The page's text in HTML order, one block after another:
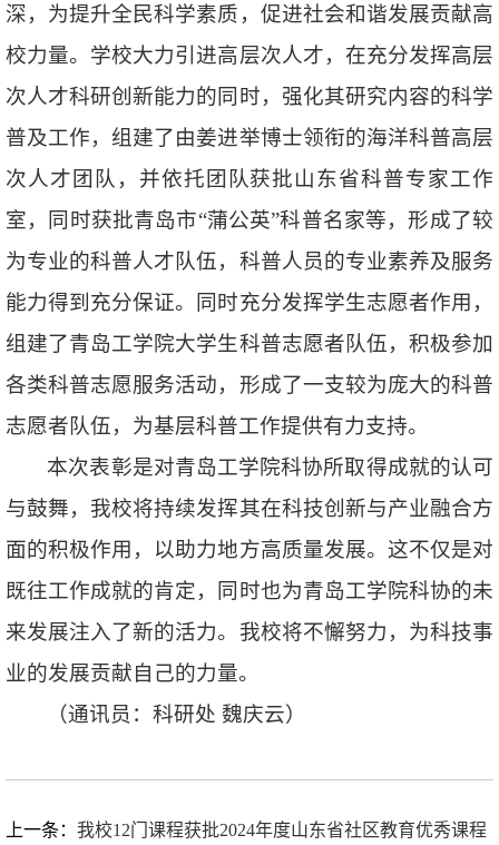
深，为提升全民科学素质，促进社会和谐发展贡献高
校力量。学校大力引进高层次人才，在充分发挥高层
次人才科研创新能力的同时，强化其研究内容的科学
普及工作，组建了由姜进举博士领衔的海洋科普高层
次人才团队，并依托团队获批山东省科普专家工作
室，同时获批青岛市“蒲公英”科普名家等，形成了较
为专业的科普人才队伍，科普人员的专业素养及服务
能力得到充分保证。同时充分发挥学生志愿者作用，
组建了青岛工学院大学生科普志愿者队伍，积极参加
各类科普志愿服务活动，形成了一支较为庞大的科普
志愿者队伍，为基层科普工作提供有力支持。
本次表彰是对青岛工学院科协所取得成就的认可
与鼓舞，我校将持续发挥其在科技创新与产业融合方
面的积极作用，以助力地方高质量发展。这不仅是对
既往工作成就的肯定，同时也为青岛工学院科协的未
来发展注入了新的活力。我校将不懈努力，为科技事
业的发展贡献自己的力量。
（通讯员：科研处 魏庆云）
上一条： 我校12门课程获批2024年度山东省社区教育优秀课程